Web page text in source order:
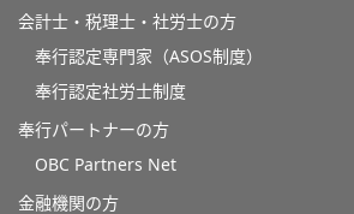
会計士・税理士・社労士の方
奉行認定専門家（ASOS制度）
奉行認定社労士制度
奉行パートナーの方
OBC Partners Net
金融機関の方